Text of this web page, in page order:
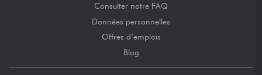
Consulter notre FAQ
Données personnelles
Offres d’emplois
Blog